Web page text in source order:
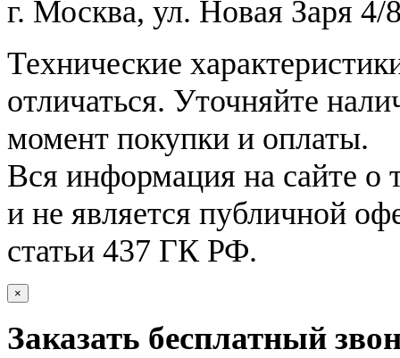
г. Москва, ул. Новая Заря
Технические
отличаться. Уточняйте
момент покупки и оплаты.
Вся информация на сайте о
и не является публичной
статьи 437 ГК РФ.
×
Заказать бесплатный